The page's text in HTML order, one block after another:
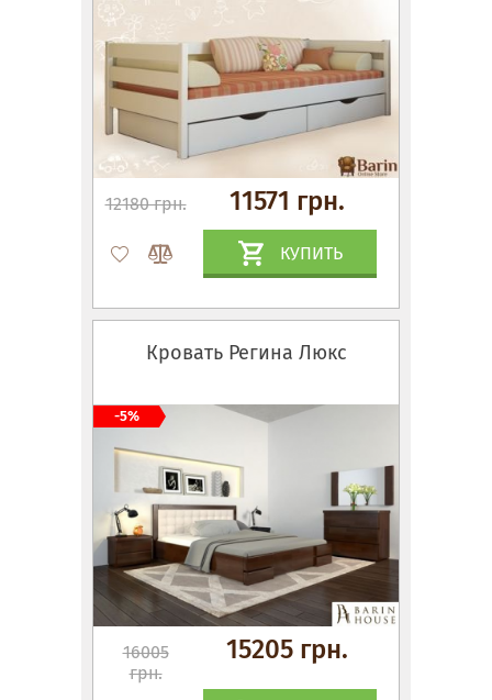
12180 грн. 11571 грн.
КУПИТЬ
Кровать Регина Люкс
16005
грн.
15205 грн.
-5%